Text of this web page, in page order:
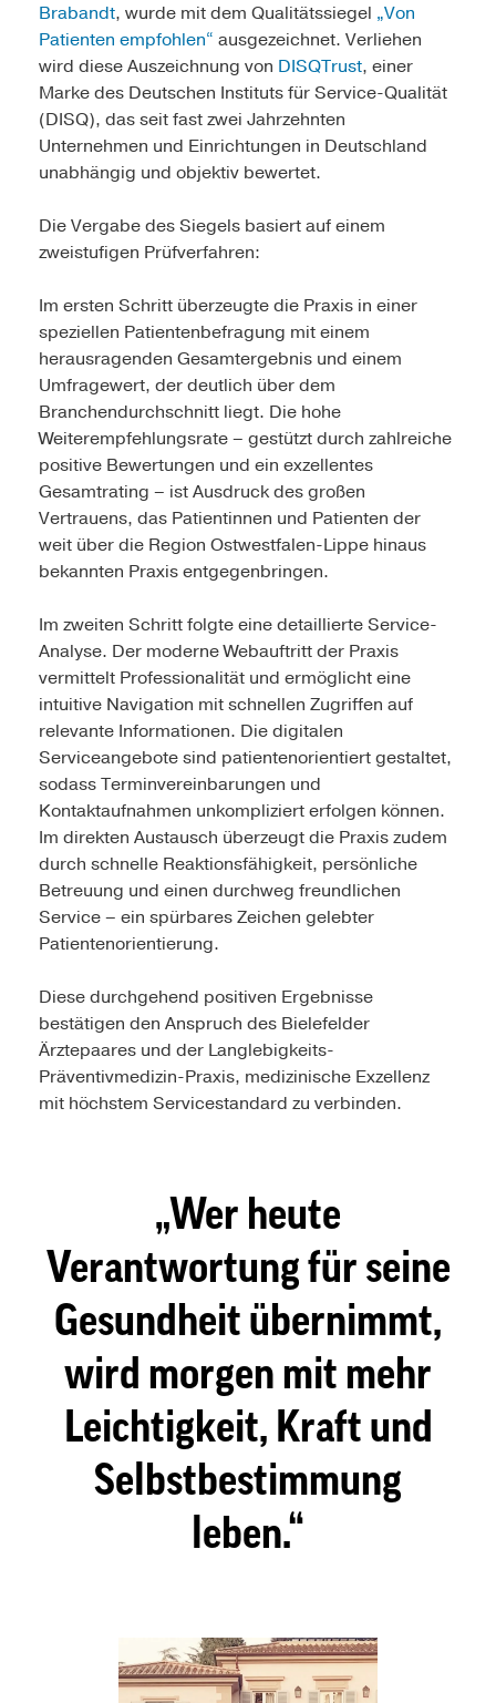
Brabandt, wurde mit dem Qualitätssiegel „Von
Patienten empfohlen“ ausgezeichnet. Verliehen
wird diese Auszeichnung von DISQTrust, einer
Marke des Deutschen Instituts für Service-Qualität
(DISQ), das seit fast zwei Jahrzehnten
Unternehmen und Einrichtungen in Deutschland
unabhängig und objektiv bewertet.
Die Vergabe des Siegels basiert auf einem
zweistufigen Prüfverfahren:
Im ersten Schritt überzeugte die Praxis in einer
speziellen Patientenbefragung mit einem
herausragenden Gesamtergebnis und einem
Umfragewert, der deutlich über dem
Branchendurchschnitt liegt. Die hohe
Weiterempfehlungsrate – gestützt durch zahlreiche
positive Bewertungen und ein exzellentes
Gesamtrating – ist Ausdruck des großen
Vertrauens, das Patientinnen und Patienten der
weit über die Region Ostwestfalen-Lippe hinaus
bekannten Praxis entgegenbringen.
Im zweiten Schritt folgte eine detaillierte Service-
Analyse. Der moderne Webauftritt der Praxis
vermittelt Professionalität und ermöglicht eine
intuitive Navigation mit schnellen Zugriffen auf
relevante Informationen. Die digitalen
Serviceangebote sind patientenorientiert gestaltet,
sodass Terminvereinbarungen und
Kontaktaufnahmen unkompliziert erfolgen können.
Im direkten Austausch überzeugt die Praxis zudem
durch schnelle Reaktionsfähigkeit, persönliche
Betreuung und einen durchweg freundlichen
Service – ein spürbares Zeichen gelebter
Patientenorientierung.
Diese durchgehend positiven Ergebnisse
bestätigen den Anspruch des Bielefelder
Ärztepaares und der Langlebigkeits-
Präventivmedizin-Praxis, medizinische Exzellenz
mit höchstem Servicestandard zu verbinden.
Wer heute
Verantwortung für seine
Gesundheit übernimmt,
wird morgen mit mehr
Leichtigkeit, Kraft und
Selbstbestimmung
leben.